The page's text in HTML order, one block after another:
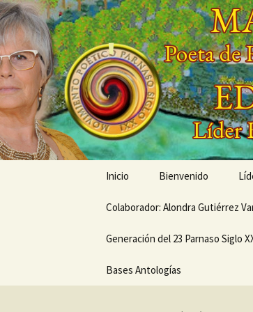
Saltar
al
contenido
'
'
Inicio Bienvenido
Colaborador: Alondra Gutiérrez
Generación del 23 Parnaso Siglo
MEMORIAS EN LA SENDA
DEL PARNASO –
Bases Antologías